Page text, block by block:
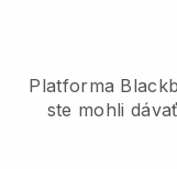
Platforma
ste mohli